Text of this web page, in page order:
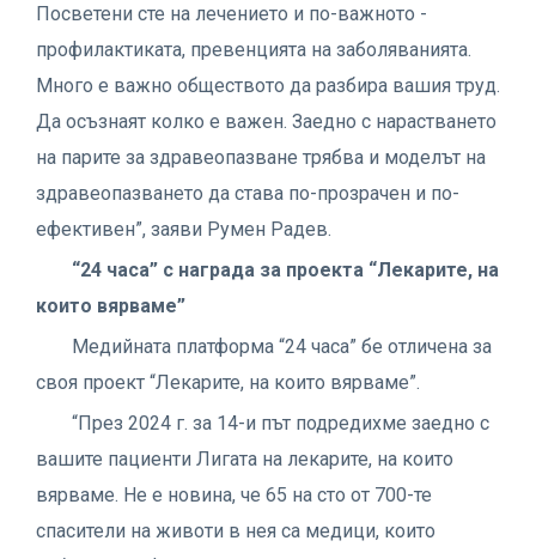
Посветени сте на лечението и по-важното -
профилактиката, превенцията на заболяванията.
Много е важно обществото да разбира вашия труд.
Да осъзнаят колко е важен. Заедно с нарастването
на парите за здравеопазване трябва и моделът на
здравеопазването да става по-прозрачен и по-
ефективен”, заяви Румен Радев.
“24 часа” с награда за проекта “Лекарите, на
които вярваме”
Медийната платформа “24 часа” бе отличена за
своя проект “Лекарите, на които вярваме”.
“През 2024 г. за 14-и път подредихме заедно с
вашите пациенти Лигата на лекарите, на които
вярваме. Не е новина, че 65 на сто от 700-те
спасители на животи в нея са медици, които